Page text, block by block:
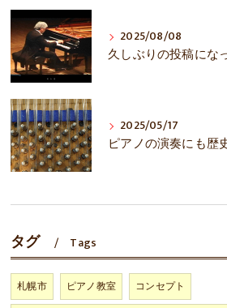
2025/08/08
2025/05/17
タグ Tags
札幌市 ピアノ教室
コンセプト